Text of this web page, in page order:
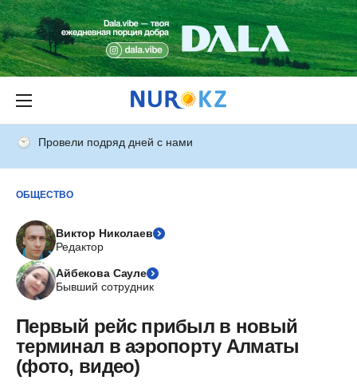
Провели подряд дней с нами
ОБЩЕСТВО
Виктор Николаев
Редактор
Айбекова Сауле
Бывший сотрудник
Первый рейс прибыл в новый
терминал в аэропорту Алматы
(фото, видео)